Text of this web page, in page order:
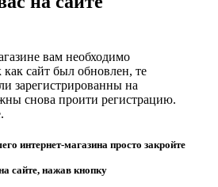
вам необходимо
как сайт был обновлен, те
зарегистрированны на
снова проити регистрацию.
интернет-магазина просто закройте
сайте, нажав кнопку